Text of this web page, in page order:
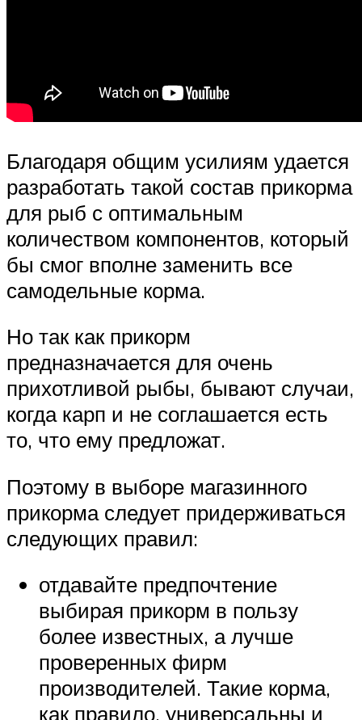
Благодаря общим усилиям удается
разработать такой состав прикорма
для рыб с оптимальным
количеством компонентов, который
бы смог вполне заменить все
самодельные корма.
Но так как прикорм
предназначается для очень
прихотливой рыбы, бывают случаи,
когда карп и не соглашается есть
то, что ему предложат.
Поэтому в выборе магазинного
прикорма следует придерживаться
следующих правил:
отдавайте предпочтение
выбирая прикорм в пользу
более известных, а лучше
проверенных фирм
производителей. Такие корма,
как правило, универсальны и